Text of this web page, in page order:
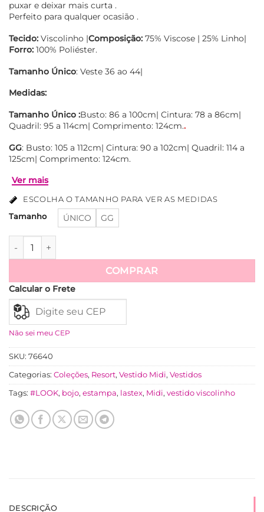
puxar e deixar mais curta .
Perfeito para qualquer ocasião .
Tecido: Viscolinho |Composição: 75% Viscose | 25% Linho|
Forro: 100% Poliéster.
Tamanho Único: Veste 36 ao 44|
Medidas:
Tamanho Único :Busto: 86 a 100cm| Cintura: 78 a 86cm|
Quadril: 95 a 114cm| Comprimento: 124cm..
GG: Busto: 105 a 112cm| Cintura: 90 a 102cm| Quadril: 114 a
125cm| Comprimento: 124cm.
Ver mais
ESCOLHA O TAMANHO PARA VER AS MEDIDAS
Tamanho ÚNICO GG
Vestido Sara em Viscolinho Manga Longa quantidade
COMPRAR
Calcular o Frete
Não sei meu CEP
SKU: 76640
Categorias: Coleções, Resort, Vestido Midi, Vestidos
Tags: #LOOK, bojo, estampa, lastex, Midi, vestido viscolinho
DESCRIÇÃO